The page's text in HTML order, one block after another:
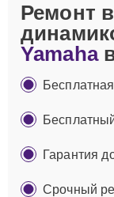
Ремонт
Yamaha
Гарантия
Срочный